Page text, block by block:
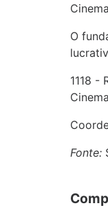
O
1118 -
Fonte: